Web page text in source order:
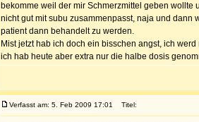
bekomme weil der mir Schmerzmittel geben wollte
nicht gut mit subu zusammenpasst, naja und dann
patient dann behandelt zu werden.
Mist jetzt hab ich doch ein bisschen angst, ich
ich hab heute aber extra nur die halbe dosis
Verfasst am: 5. Feb 2009 17:01 Titel: